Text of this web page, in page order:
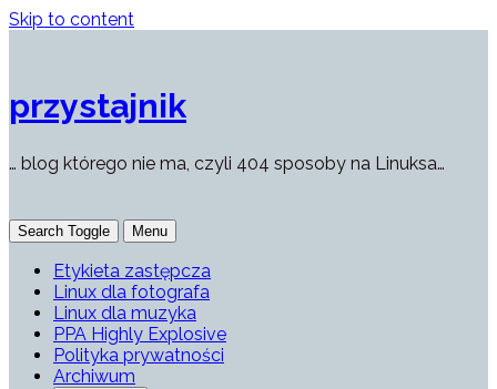
Skip to content
przystajnik
… blog którego nie ma, czyli 404 sposoby na Linuksa…
Search Toggle Menu
Etykieta zastępcza
Linux dla fotografa
Linux dla muzyka
PPA Highly Explosive
Polityka prywatności
Archiwum